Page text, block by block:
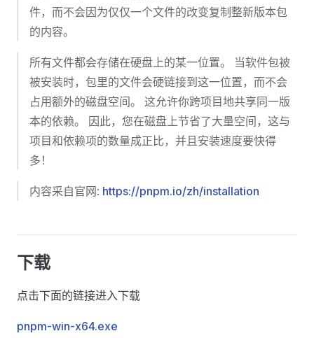
件，而不会因为仅仅一个文件的改变复制整新版本包
的内容。
所有文件都会存储在硬盘上的某一位置。 当软件包被
被安装时，包里的文件会硬链接到这一位置，而不会
占用额外的磁盘空间。 这允许你跨项目地共享同一版
本的依赖。 因此，您在磁盘上节省了大量空间，这与
项目和依赖项的数量成正比，并且安装速度要快得
多！
内容采自官网: https://pnpm.io/zh/installation
下载
点击下面的链接进入下载
pnpm-win-x64.exe